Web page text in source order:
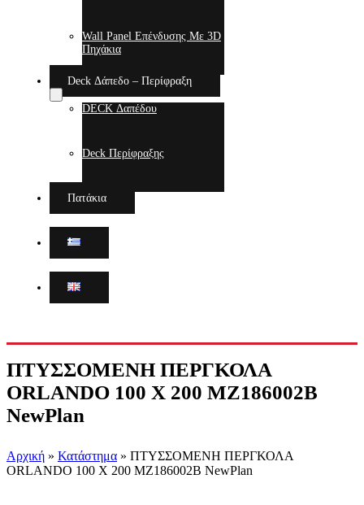
Wall Panel Επένδυσης Με 3D
Πηχάκια
Deck Δάπεδο – Περίφραξη
DECK Δαπέδου
Deck Περίφραξης
Πατάκια
ΠΤΥΣΣΟΜΕΝΗ ΠΕΡΓΚΟΛΑ
ORLANDO 100 Χ 200 MZ186002B
NewPlan
Αρχική » Κατάστημα » ΠΤΥΣΣΟΜΕΝΗ ΠΕΡΓΚΟΛΑ
ORLANDO 100 Χ 200 MZ186002B NewPlan